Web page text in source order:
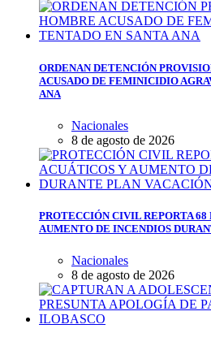
ORDENAN DETENCIÓN
ACUSADO DE FEMINICIDIO
ANA
Nacionales
8 de agosto de 2026
PROTECCIÓN CIVIL REPORTA 68
AUMENTO DE INCENDIOS
Nacionales
8 de agosto de 2026